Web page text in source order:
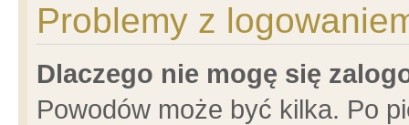
Problemy z
Dlaczego nie mogę się
Powodów może być kilka. Po